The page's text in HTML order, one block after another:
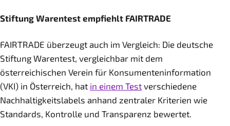
Stiftung Warentest empfiehlt FAIRTRADE
FAIRTRADE überzeugt auch im Vergleich: Die deutsche
Stiftung Warentest, vergleichbar mit dem
österreichischen Verein für Konsumenteninformation
(VKI) in Österreich, hat in einem Test verschiedene
Nachhaltigkeitslabels anhand zentraler Kriterien wie
Standards, Kontrolle und Transparenz bewertet.